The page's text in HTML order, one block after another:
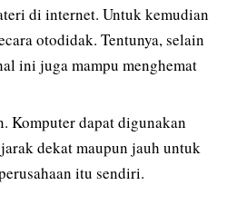
di internet. Untuk kemudian
otodidak. Tentunya, selain
ini juga mampu menghemat
Komputer dapat digunakan
dekat maupun jauh untuk
itu sendiri.